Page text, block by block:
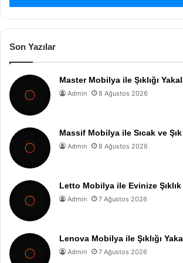
Son Yazılar
Master Mobilya ile Şıklığı
Admin 8 Ağustos 2026
Massif Mobilya ile Sıcak ve
Admin 8 Ağustos 2026
Letto Mobilya ile Evinize Şıklık
Admin 7 Ağustos 2026
Lenova Mobilya ile Şıklığı
Admin 7 Ağustos 2026